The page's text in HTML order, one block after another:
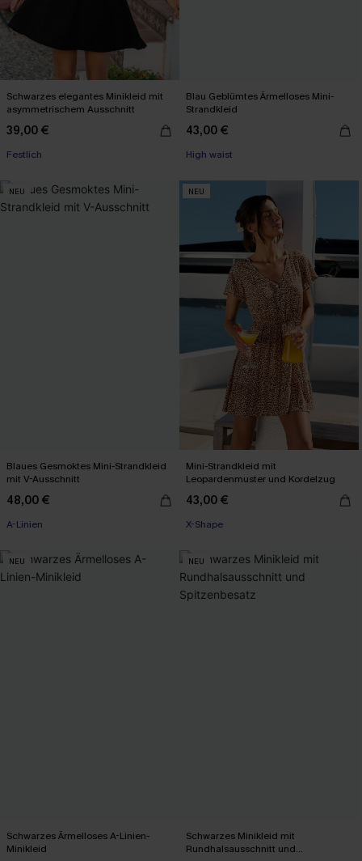
Schwarzes elegantes Minikleid mit
asymmetrischem Ausschnitt
39,00 €
Festlich
Blau Geblümtes Ärmelloses Mini-
Strandkleid
43,00 €
High waist
NEU
Blaues Gesmoktes Mini-Strandkleid
mit V-Ausschnitt
48,00 €
A-Linien
NEU
Mini-Strandkleid mit
Leopardenmuster und Kordelzug
43,00 €
X-Shape
NEU
Schwarzes Ärmelloses A-Linien-
Minikleid
NEU
Schwarzes Minikleid mit
Rundhalsausschnitt und